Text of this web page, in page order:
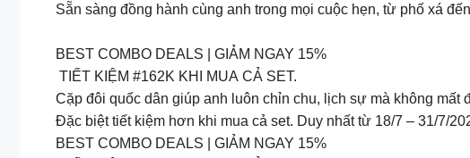
Sẵn sàng đồng hành cùng anh trong mọi cuộc hẹn, từ phố xá
BEST COMBO DEALS | GIẢM NGAY 15%
TIẾT KIỆM #162K KHI MUA CẢ SET.
Cặp đôi quốc dân giúp anh luôn chỉn chu, lịch sự mà không mất
Đặc biệt tiết kiệm hơn khi mua cả set. Duy nhất từ 18/7 – 31/7/
BEST COMBO DEALS | GIẢM NGAY 15%